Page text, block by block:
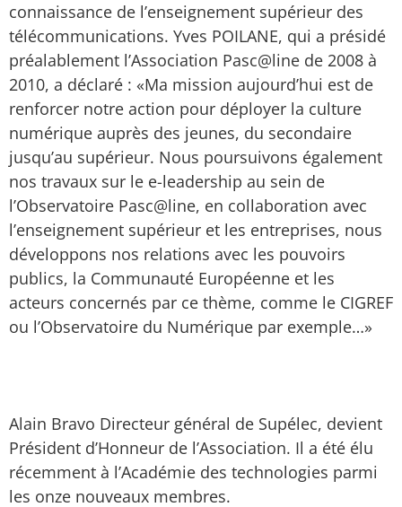
connaissance de l’enseignement supérieur des
télécommunications. Yves POILANE, qui a présidé
préalablement l’Association Pasc@line de 2008 à
2010, a déclaré : «Ma mission aujourd’hui est de
renforcer notre action pour déployer la culture
numérique auprès des jeunes, du secondaire
jusqu’au supérieur. Nous poursuivons également
nos travaux sur le e-leadership au sein de
l’Observatoire Pasc@line, en collaboration avec
l’enseignement supérieur et les entreprises, nous
développons nos relations avec les pouvoirs
publics, la Communauté Européenne et les
acteurs concernés par ce thème, comme le CIGREF
ou l’Observatoire du Numérique par exemple…»
Alain Bravo Directeur général de Supélec, devient
Président d’Honneur de l’Association. Il a été élu
récemment à l’Académie des technologies parmi
les onze nouveaux membres.